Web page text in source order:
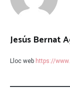
Jesús Bernat
Lloc web https://